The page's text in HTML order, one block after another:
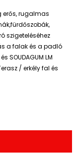
erős, rugalmas
szigeteléséhez
a falak és a padló
SOUDAGUM LM
/ erkély fal és